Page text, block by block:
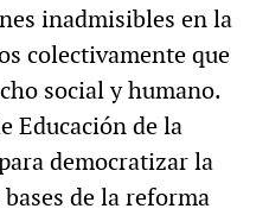
inadmisibles en la
colectivamente que
social y humano.
Educación de la
democratizar la
de la reforma